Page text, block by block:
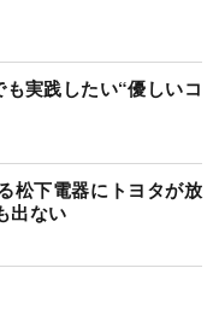
実践したい“優しいコ
松下電器にトヨタが放
出ない